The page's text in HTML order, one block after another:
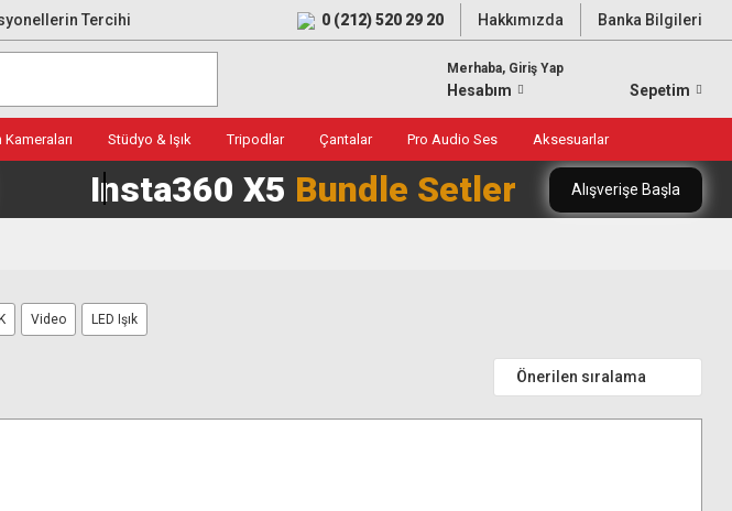
Tercihi 0 (212) 520 29 20 Hakkımızda Banka Bilgileri
Merhaba, Giriş Yap
Hesabım Sepetim
Stüdyo & Işık Tripodlar Çantalar Pro Audio Ses Aksesuarlar
Insta360 X5 Bundle Setler Alışverişe Başla
Video LED Işık